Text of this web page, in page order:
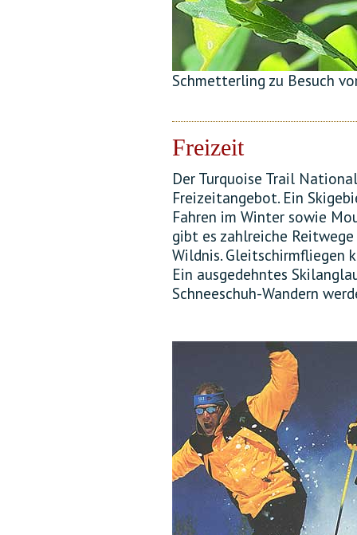
Schmetterling zu Besuch
Freizeit
Der Turquoise Trail
Freizeitangebot. Ein
Fahren im Winter sowie
gibt es zahlreiche
Wildnis. Gleitschirmfliegen
Ein ausgedehntes
Schneeschuh-Wandern